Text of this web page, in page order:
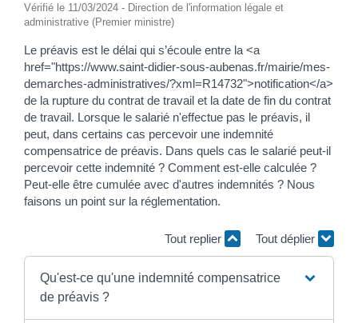
Vérifié le 11/03/2024 - Direction de l'information légale et
administrative (Premier ministre)
Le préavis est le délai qui s’écoule entre la <a
href="https://www.saint-didier-sous-aubenas.fr/mairie/mes-
demarches-administratives/?xml=R14732">notification</a>
de la rupture du contrat de travail et la date de fin du contrat
de travail. Lorsque le salarié n'effectue pas le préavis, il
peut, dans certains cas percevoir une indemnité
compensatrice de préavis. Dans quels cas le salarié peut-il
percevoir cette indemnité ? Comment est-elle calculée ?
Peut-elle être cumulée avec d'autres indemnités ? Nous
faisons un point sur la réglementation.
Tout replier Tout déplier
Qu'est-ce qu'une indemnité compensatrice
de préavis ?